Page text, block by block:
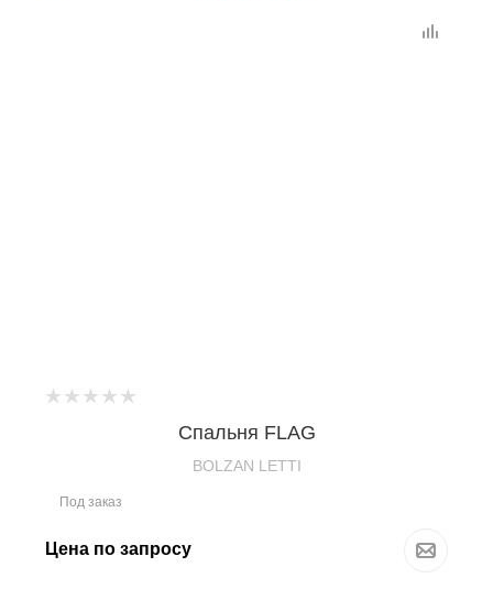
Спальня FLAG
BOLZAN LETTI
Под заказ
Цена по запросу